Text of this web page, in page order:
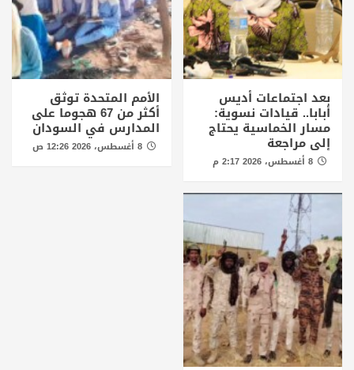
بعد اجتماعات أديس
أبابا.. قيادات نسوية:
مسار الخماسية يحتاج
إلى مراجعة
الأمم المتحدة توثق
أكثر من 67 هجوما على
المدارس في السودان
8 أغسطس، 2026 12:26 ص